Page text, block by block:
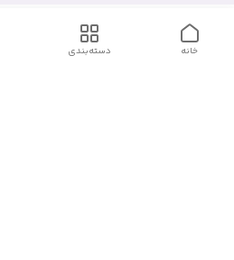
دسته‌بندی خانه